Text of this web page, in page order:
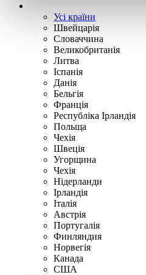
Усі країни
Швейцарія
Словаччина
Великобританія
Литва
Іспанія
Данія
Бельгія
Франція
Республіка Ірландія
Польща
Чехія
Швецiя
Угорщина
Чехія
Нідерланди
Iрландія
Iталiя
Австрія
Португалія
Финляндия
Норвегія
Канада
США